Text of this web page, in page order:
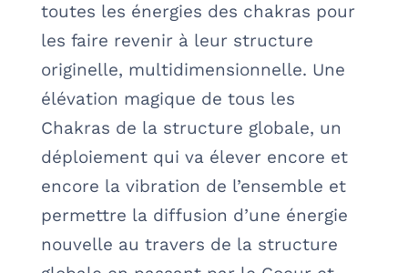
toutes les énergies des chakras pour
les faire revenir à leur structure
originelle, multidimensionnelle. Une
élévation magique de tous les
Chakras de la structure globale, un
déploiement qui va élever encore et
encore la vibration de l’ensemble et
permettre la diffusion d’une énergie
nouvelle au travers de la structure